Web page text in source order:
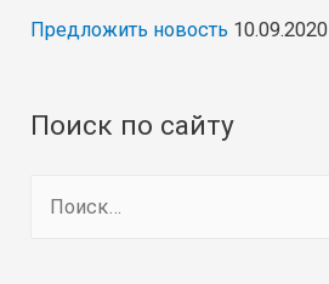
Предложить новость 10.09.2020
Поиск по сайту